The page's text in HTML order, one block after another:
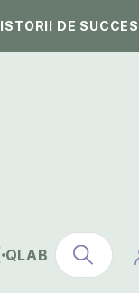
ISTORII DE SUCCES
QLAB